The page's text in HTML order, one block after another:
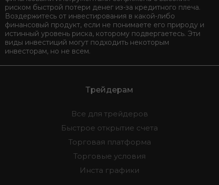
риском быстрой потери денег из-за кредитного плеча.
Воздержитесь от инвестирования в какой-либо
финансовый продукт, если не понимаете его природу и
истинный уровень риска, которому подвергаетесь. Эти
виды инвестиций могут подходить некоторым
инвесторам, но не всем.
Трейдерам
Все для трейдеров
Быстрое открытие счета
Торговая платформа
Торговые условия
Инста графики